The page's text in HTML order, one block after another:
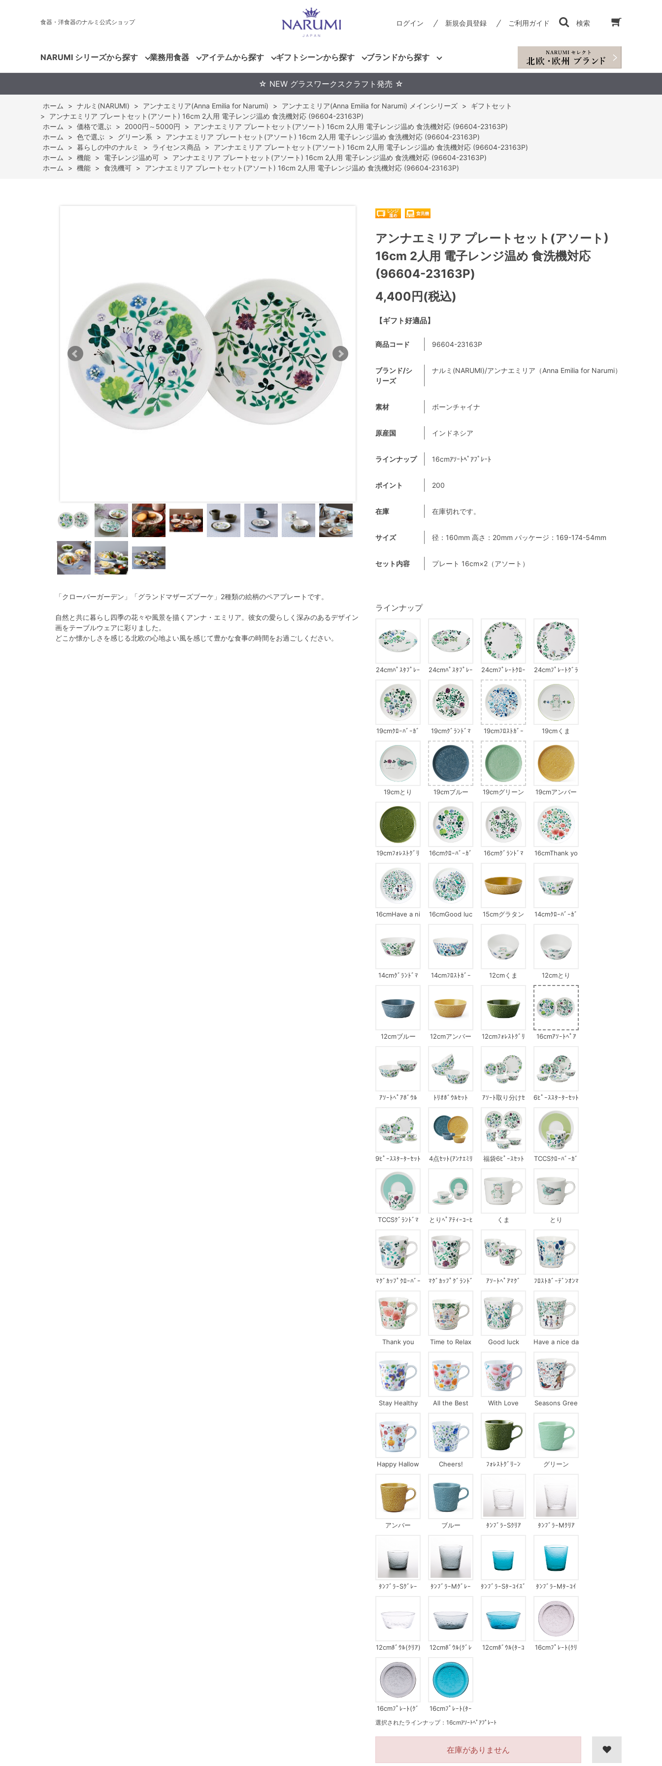
食器・洋食器のナルミ公式ショップ ログイン 新規会員登録 ご利用ガイド 検索
NARUMI シリーズから探す 業務用食器 アイテムから探す ギフトシーンから探す ブランドから探す
☆ NEW グラスワークスクラフト発売 ☆
ホーム > ナルミ(NARUMI) > アンナエミリア(Anna Emilia for Narumi) > アンナエミリア(Anna Emilia for Narumi) メインシリーズ >
ギフトセット
>
アンナエミリア プレートセット(アソート) 16cm 2人用 電子レンジ温め 食洗機対応 (96604-23163P)
ホーム
> 価格で選ぶ > 2000円～5000円 >
アンナエミリア プレートセット(アソート) 16cm 2人用 電子レンジ温め 食洗機対応 (96604-23163P)
ホーム
> 色で選ぶ > グリーン系 >
アンナエミリア プレートセット(アソート) 16cm 2人用 電子レンジ温め 食洗機対応 (96604-23163P)
ホーム
> 暮らしの中のナルミ > ライセンス商品 >
アンナエミリア プレートセット(アソート) 16cm 2人用 電子レンジ温め 食洗機対応 (96604-23163P)
ホーム
> 機能 > 電子レンジ温め可 >
アンナエミリア プレートセット(アソート) 16cm 2人用 電子レンジ温め 食洗機対応 (96604-23163P)
ホーム
> 機能 > 食洗機可 > アンナエミリア プレートセット(アソート) 16cm 2人用 電子レンジ温め 食洗機対応 (96604-23163P)
16cmｱｿｰﾄﾍﾟｱ
ﾌﾟﾚｰﾄ
「クローバーガーデン」「グランドマザーズブーケ」2種類の絵柄のペアプレートです。
自然と共に暮らし四季の花々や風景を描くアンナ・エミリア。彼女の愛らしく深みのあるデザイン
画をテーブルウェアに彩りました。
どこか懐かしさを感じる北欧の心地よい風を感じて豊かな食事の時間をお過ごしください。
【ギフト好適品】
アンナエミリア プレートセット(アソート)
16cm 2人用 電子レンジ温め 食洗機対応
(96604-23163P)
4,400円(税込)
商品コード 96604-23163P
ブランド/シ
リーズ
ナルミ(NARUMI)/アンナエミリア（Anna Emilia for Narumi）
素材 ボーンチャイナ
原産国 インドネシア
ラインナップ 16cmｱｿｰﾄﾍﾟｱﾌﾟﾚｰﾄ
ポイント 200
在庫 在庫切れです。
サイズ 径：160mm 高さ：20mm パッケージ：169-174-54mm
セット内容 プレート 16cm×2（アソート）
ラインナップ
24cmﾊﾟｽﾀﾌﾟﾚｰ
24cmﾊﾟｽﾀﾌﾟﾚｰ
ﾌﾞｰｹ
24cmﾌﾟﾚｰﾄｸﾛｰ
ﾊﾞｰｶﾞｰﾃﾞﾝ
24cmﾌﾟﾚｰﾄｸﾞﾗ
19cmｸﾛｰﾊﾞｰｶﾞ
19cmｸﾞﾗﾝﾄﾞﾏ
ｻﾞｰｽﾞﾌﾞｰｹ
19cmﾌﾛｽﾄｶﾞｰ
ﾃﾞﾝｵﾝﾏｲｳｨﾝﾄﾞｳ
19cmくま
19cmとり 19cmブルー 19cmグリーン 19cmアンバー
19cmﾌｫﾚｽﾄｸﾞﾘ
16cmｸﾛｰﾊﾞｰｶﾞ
16cmｸﾞﾗﾝﾄﾞﾏ
16cmThank yo
16cmHave a ni
16cmGood luc
15cmグラタン
14cmｸﾛｰﾊﾞｰｶﾞ
14cmｸﾞﾗﾝﾄﾞﾏ
14cmﾌﾛｽﾄｶﾞｰ
12cmくま 12cmとり
12cmブルー 12cmアンバー
12cmﾌｫﾚｽﾄｸﾞﾘ
16cmｱｿｰﾄﾍﾟｱ
ｱｿｰﾄﾍﾟｱﾎﾞｳﾙ ﾄﾘｵﾎﾞｳﾙｾｯﾄ
ｱｿｰﾄ取り分けｾ
6ﾋﾟｰｽｽﾀｰﾀｰｾｯﾄ
9ﾋﾟｰｽｽﾀｰﾀｰｾｯﾄ
4点ｾｯﾄ(ｱﾝﾅｴﾐﾘ
福袋6ﾋﾟｰｽｾｯﾄ
TCCSｸﾛｰﾊﾞｰｶﾞ
TCCSｸﾞﾗﾝﾄﾞﾏ
とりﾍﾟｱﾃｨｰｺｰﾋ
くま とり
ﾏｸﾞｶｯﾌﾟｸﾛｰﾊﾞｰ
ﾏｸﾞｶｯﾌﾟｸﾞﾗﾝﾄﾞ
ｱｿｰﾄﾍﾟｱﾏｸﾞ
ﾌﾛｽﾄｶﾞｰﾃﾞﾝｵﾝﾏ
Thank you Time to Relax Good luck
Have a nice da
Stay Healthy All the Best With Love
Seasons Gree
Happy Hallow
Cheers! ﾌｫﾚｽﾄｸﾞﾘｰﾝ グリーン
アンバー ブルー ﾀﾝﾌﾞﾗｰSｸﾘｱ ﾀﾝﾌﾞﾗｰMｸﾘｱ
ﾀﾝﾌﾞﾗｰSｸﾞﾚｰ ﾀﾝﾌﾞﾗｰMｸﾞﾚｰ ﾀﾝﾌﾞﾗｰSﾀｰｺｲｽﾞ
ﾀﾝﾌﾞﾗｰMﾀｰｺｲ
12cmﾎﾞｳﾙ(ｸﾘｱ)
12cmﾎﾞｳﾙ(ｸﾞﾚ
12cmﾎﾞｳﾙ(ﾀｰｺ
16cmﾌﾟﾚｰﾄ(ｸﾘ
16cmﾌﾟﾚｰﾄ(ｸﾞ
16cmﾌﾟﾚｰﾄ(ﾀｰ
選択されたラインナップ：16cmｱｿｰﾄﾍﾟｱﾌﾟﾚｰﾄ
在庫がありません